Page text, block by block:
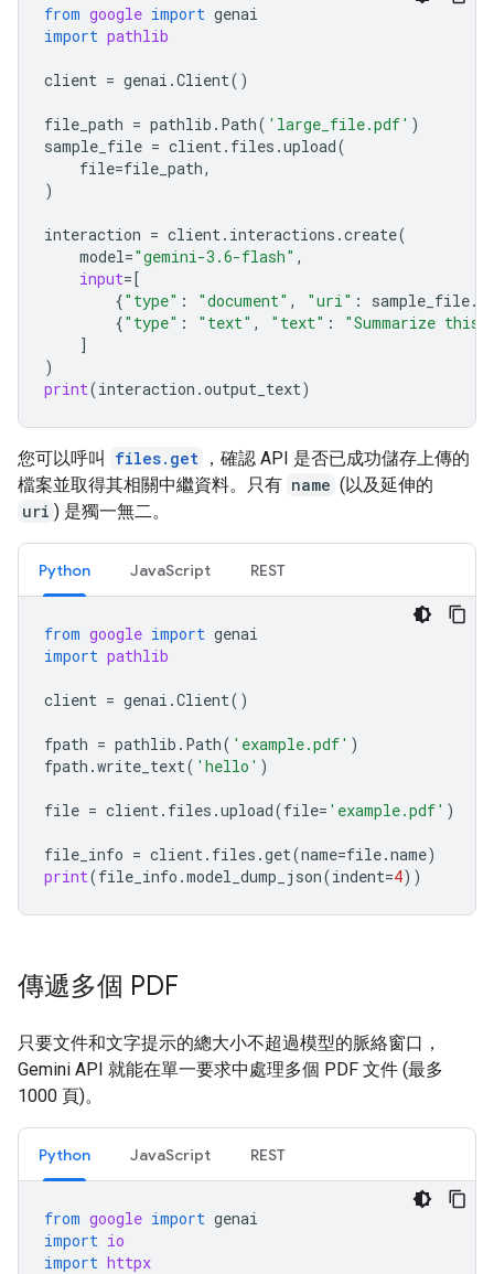
from google import genai
import pathlib
client = genai .Client()
file_path = pathlib . Path( 'large_file.pdf' )
sample_file = client. files .upload(
file=file_path,
)
interaction = client. interactions .create(
model="gemini-3.6-flash" ,
input=[
{"type" : "document" , "uri" : sample_file.
{"type" : "text" , "text" :
"Summarize this
]
)
print(interaction .output_text)
您可以呼叫 files.get ，確認 API 是否已成功儲存上傳的
檔案並取得其相關中繼資料。只有 name (以及延伸的
uri ) 是獨一無二。
Python JavaScript REST
from google import genai
import pathlib
client = genai .Client()
fpath = pathlib . Path( 'example.pdf' )
fpath .write_text( 'hello' )
file = client. files .upload(file= 'example.pdf' )
file_info = client. files .get(name=file.name)
print(file_info .model_dump_json(indent=4))
傳遞多個 PDF
只要文件和文字提示的總大小不超過模型的脈絡窗口，
Gemini API 就能在單一要求中處理多個 PDF 文件 (最多
1000 頁)。
Python JavaScript REST
from google import genai
import io
import httpx